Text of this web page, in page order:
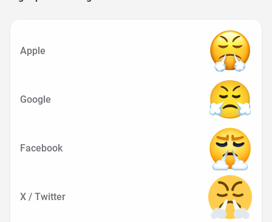
Apple
Google
Facebook
X / Twitter